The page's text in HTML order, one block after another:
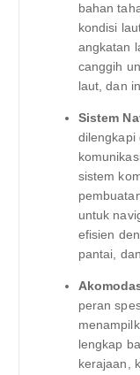
bahan
kondisi
angkatan
canggih
laut, dan
Sistem
dilengkapi
sistem
untuk
efisien
pantai,
peran
lengkap
kerajaan,